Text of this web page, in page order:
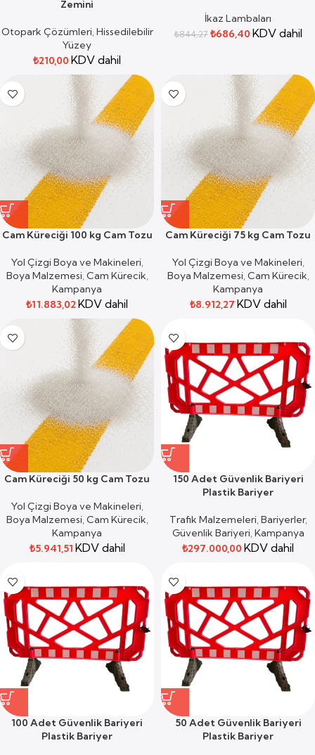
Zemini
Otopark Çözümleri,Hissedilebilir
Yüzey
₺210,00 KDV dahil
İkaz Lambaları
₺844,27 ₺686,40 KDV dahil
Cam Küreciği 100 kg Cam Tozu
Yol Çizgi Boya ve Makineleri,
Boya Malzemesi,Cam Kürecik,
Kampanya
₺11.883,02 KDV dahil
Cam Küreciği 75 kg Cam Tozu
Yol Çizgi Boya ve Makineleri,
Boya Malzemesi,Cam Kürecik,
Kampanya
₺8.912,27 KDV dahil
Cam Küreciği 50 kg Cam Tozu
Yol Çizgi Boya ve Makineleri,
Boya Malzemesi,Cam Kürecik,
Kampanya
₺5.941,51 KDV dahil
150 Adet Güvenlik Bariyeri
Plastik Bariyer
Trafik Malzemeleri,Bariyerler,
Güvenlik Bariyeri,Kampanya
₺297.000,00 KDV dahil
100 Adet Güvenlik Bariyeri
Plastik Bariyer
50 Adet Güvenlik Bariyeri
Plastik Bariyer